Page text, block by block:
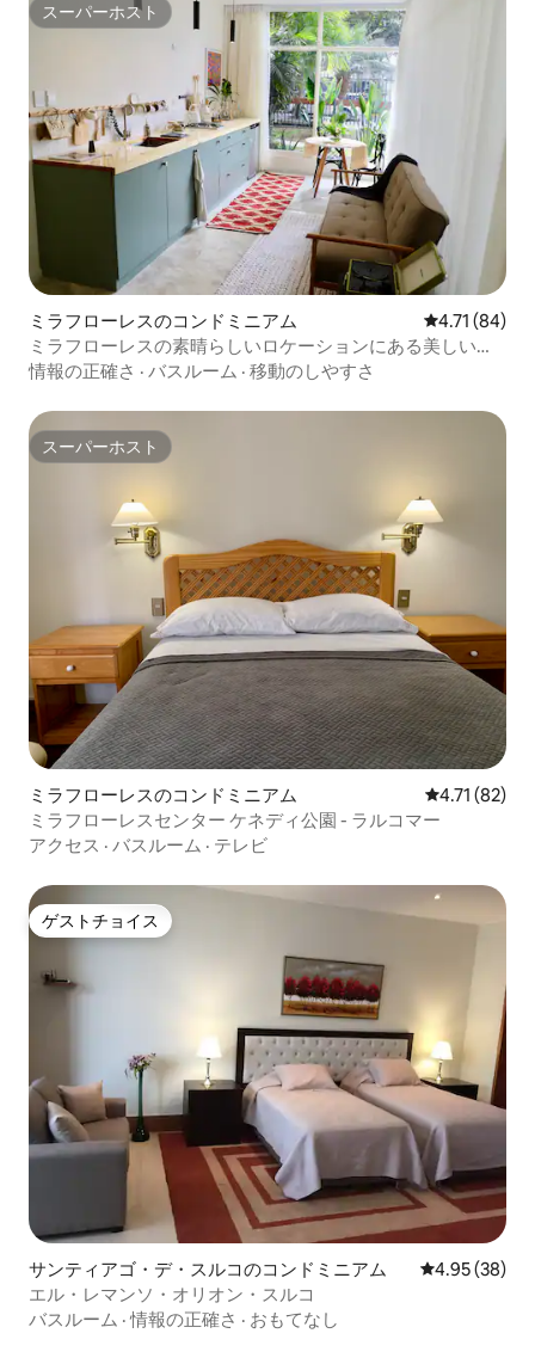
スーパーホスト
スーパーホスト
ミラフローレスのコンドミニアム レビュー84
4.71 (84)
ミラフローレスの素晴らしいロケーションにある美しいア
パート
情報の正確さ · バスルーム · 移動のしやすさ
スーパーホスト
スーパーホスト
ミラフローレスのコンドミニアム レビュー82
4.71 (82)
ミラフローレスセンター ケネディ公園 - ラルコマー
アクセス · バスルーム · テレビ
ゲストチョイス
ゲストチョイス
サンティアゴ・デ・スルコのコンドミニアム レビュー38
4.95 (38)
エル・レマンソ・オリオン・スルコ
バスルーム ·情報の正確さ · おもてなし